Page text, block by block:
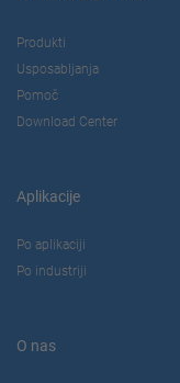
Produkti
Usposabljanja
Pomoč
Download Center
Aplikacije
Po aplikaciji
Po industriji
O nas